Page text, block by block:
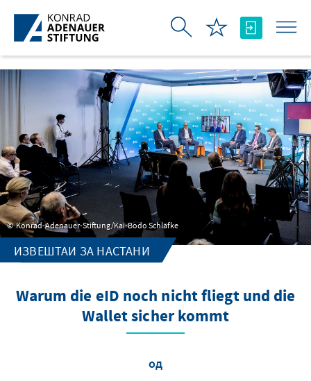
Skip to Main Content
Konrad-Adenauer-Stiftung/Kai-Bodo Schläfke
ИЗВЕШТАИ ЗА НАСТАНИ
Warum die eID noch nicht fliegt und die
Wallet sicher kommt
од